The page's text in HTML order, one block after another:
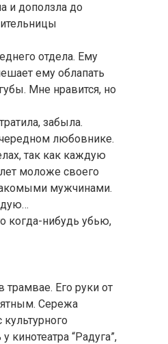
и доползла до
отдела. Ему
ему облапать
Мне нравится, но
забыла.
любовнике.
так как каждую
моложе своего
мужчинами.
когда-нибудь убью,
Его руки от
Сережа
кинотеатра “Радуга”,